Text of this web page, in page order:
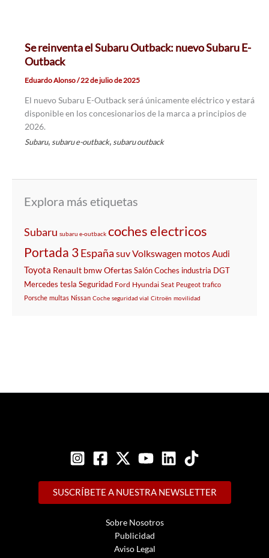
Se reinventa el Subaru Outback: nuevo Subaru E-
Outback
Eduardo Alonso/22 de julio de 2025
El nuevo Subaru E-Outback será únicamente eléctrico y estará
disponible en los concesionarios de la marca a principios de
2026.
Subaru, subaru e-outback, subaru outback
Explora más etiquetas
Subaru subaru e-outback coches electricos
Portada 3España suvVolkswagen motosAudi
Toyota Renault bmwOfertasSalónCoches industria DGT
Mercedes tesla Seguridad Ford Hyundai Seat Peugeot trafico
Porsche multas Nissan Coche seguridad vial Citroën movilidad
SUSCRÍBETE A NUESTRA NEWSLETTER
Sobre Nosotros
Publicidad
Aviso Legal